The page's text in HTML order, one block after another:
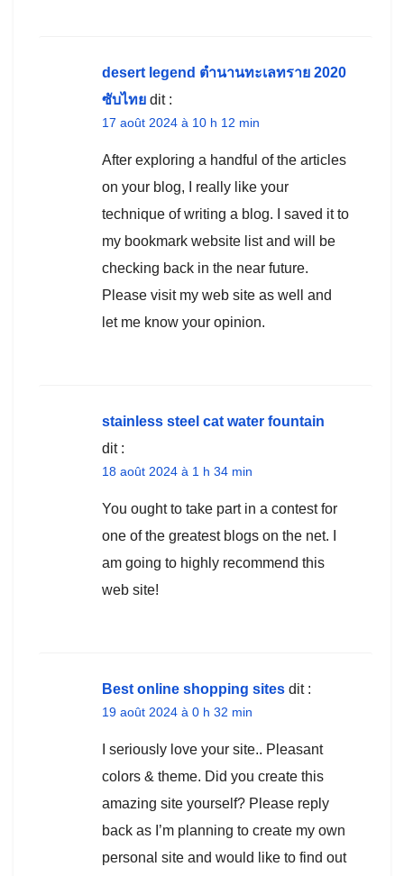
desert legend ตำนานทะเลทราย 2020
ซับไทย dit :
17 août 2024 à 10 h 12 min
After exploring a handful of the articles
on your blog, I really like your
technique of writing a blog. I saved it to
my bookmark website list and will be
checking back in the near future.
Please visit my web site as well and
let me know your opinion.
stainless steel cat water fountain
dit :
18 août 2024 à 1 h 34 min
You ought to take part in a contest for
one of the greatest blogs on the net. I
am going to highly recommend this
web site!
Best online shopping sites dit :
19 août 2024 à 0 h 32 min
I seriously love your site.. Pleasant
colors & theme. Did you create this
amazing site yourself? Please reply
back as I’m planning to create my own
personal site and would like to find out